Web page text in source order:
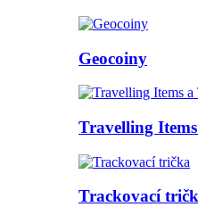
Geocoiny
Travelling
Trackovací